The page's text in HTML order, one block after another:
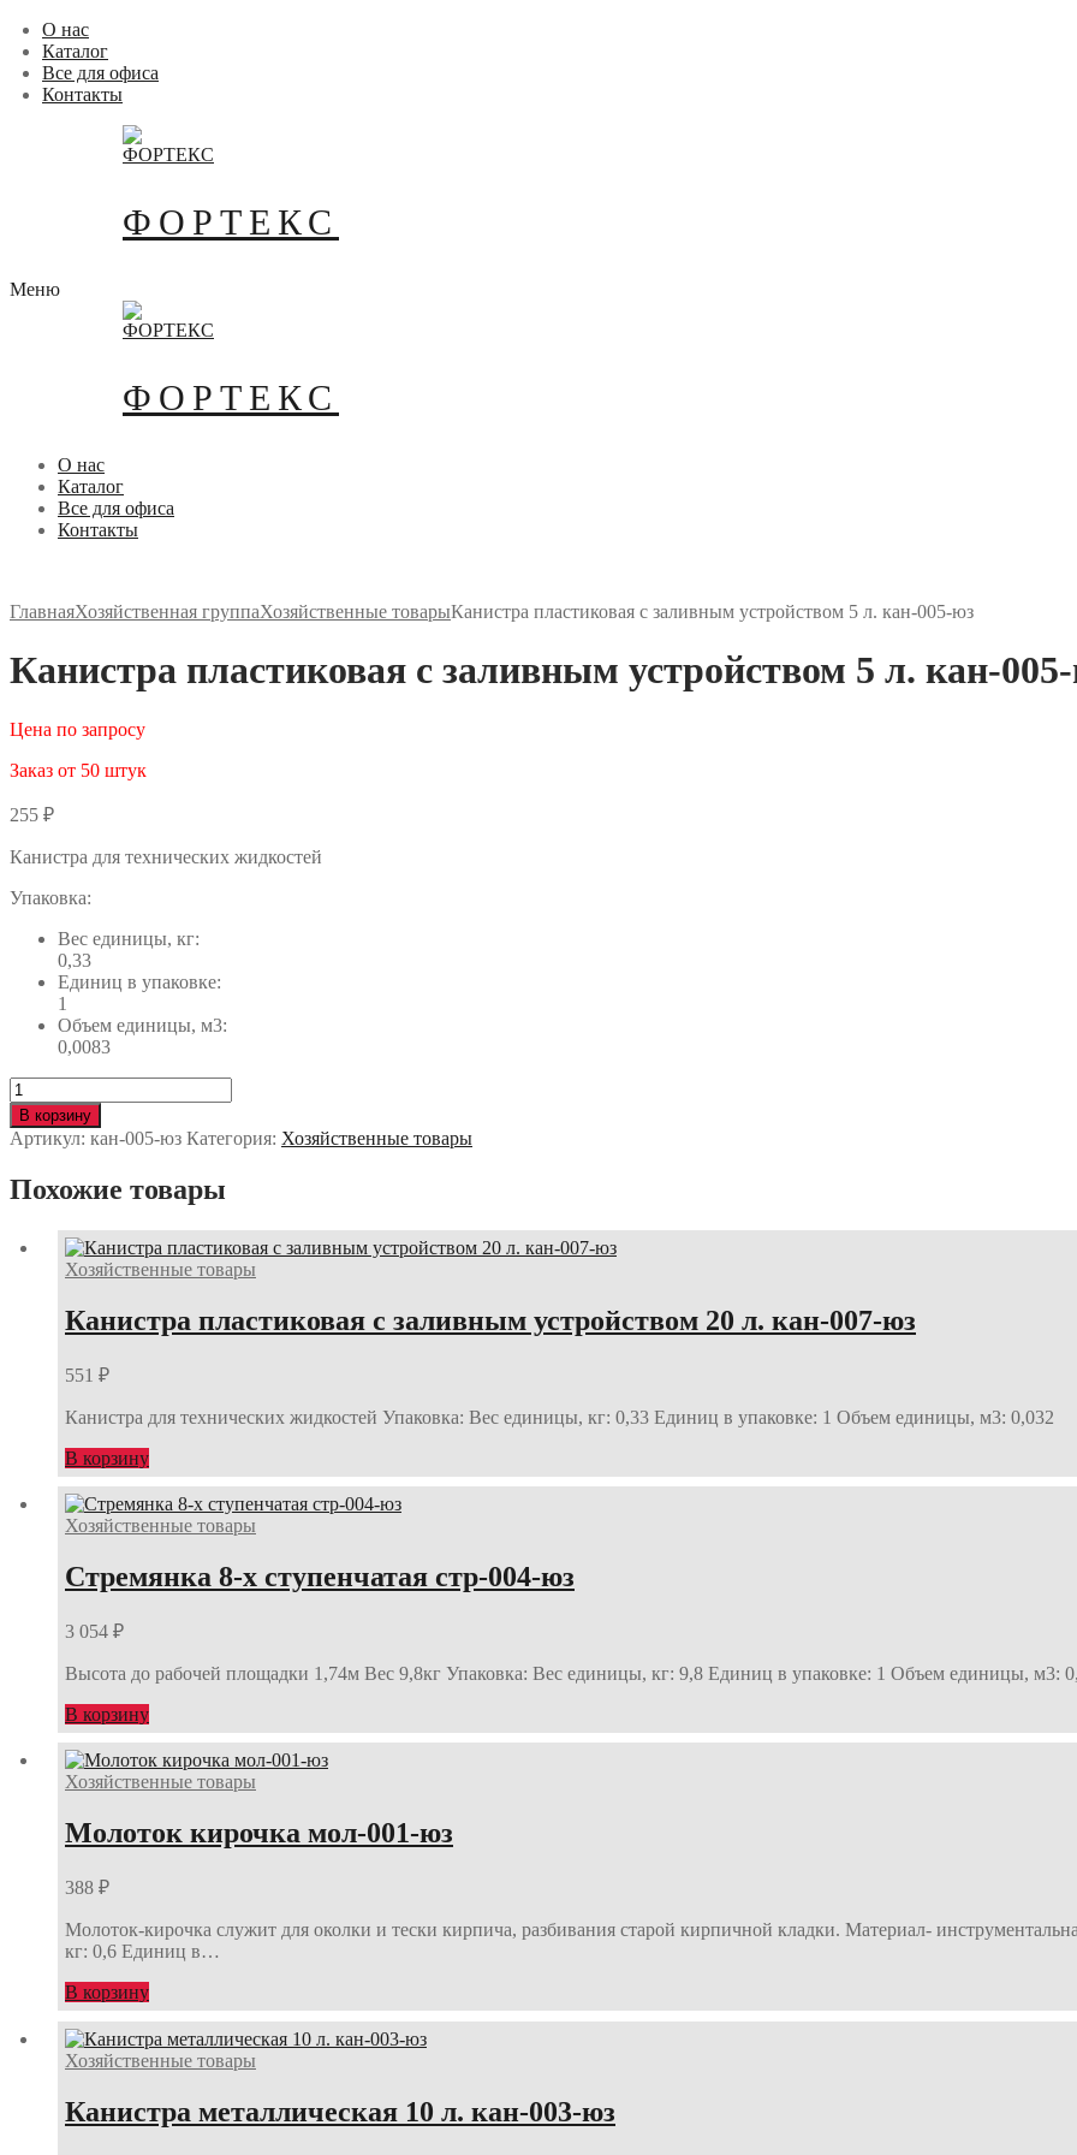
Перейти
содержимому
Меню
Закрыть
О нас
Каталог
Все для офиса
Контакты
ФОРТЕКС
Меню
ФОРТЕКС
О нас
Каталог
Все для офиса
Контакты
ГлавнаяХозяйственная группаХозяйственные товарыКанистра пластиковая с заливным устройством 5 л. кан-005-юз
Канистра пластиковая с заливным устройством 5 л. кан-
Цена по запросу
Заказ от 50 штук
255 ₽
Канистра для технических жидкостей
Упаковка:
Вес единицы, кг:
0,33
Единиц в упаковке:
1
Объем единицы, м3:
0,0083
Количество
Канистра
пластиковая
с
устройством
кан-005-
В корзину
Артикул: кан-005-юз Категория: Хозяйственные товары
Похожие товары
Хозяйственные товары
Канистра пластиковая с заливным устройством 20 л. кан-007-юз
551 ₽
Канистра для технических жидкостей Упаковка: Вес единицы, кг: 0,33 Единиц в упаковке: 1 Объем единицы, м3: 0,032
В корзину
Хозяйственные товары
Стремянка 8-х ступенчатая стр-004-юз
3 054 ₽
Высота до рабочей площадки 1,74м Вес 9,8кг Упаковка: Вес единицы, кг: 9,8 Единиц в упаковке: 1 Объем единицы, м3:
В корзину
Хозяйственные товары
Молоток кирочка мол-001-юз
388 ₽
Молоток-кирочка служит для околки и тески кирпича, разбивания старой кирпичной кладки. Материал-
кг: 0,6 Единиц в…
В корзину
Хозяйственные товары
Канистра металлическая 10 л. кан-003-юз